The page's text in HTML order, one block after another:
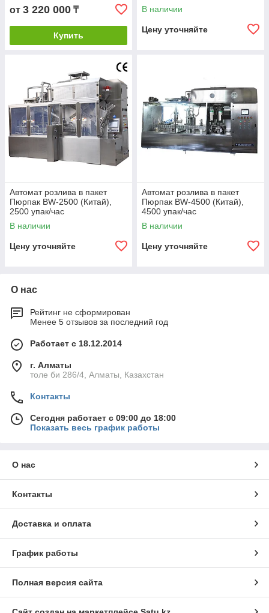
от 3 220 000 ₸
Купить
В наличии
Цену уточняйте
Автомат розлива в пакет
Пюрпак BW-2500 (Китай),
2500 упак/час
В наличии
Цену уточняйте
Автомат розлива в пакет
Пюрпак BW-4500 (Китай),
4500 упак/час
В наличии
Цену уточняйте
О нас
Рейтинг не сформирован
Менее 5 отзывов за последний год
Работает с 18.12.2014
г. Алматы
толе би 286/4, Алматы, Казахстан
Контакты
Сегодня работает с 09:00 до 18:00
Показать весь график работы
О нас
Контакты
Доставка и оплата
График работы
Полная версия сайта